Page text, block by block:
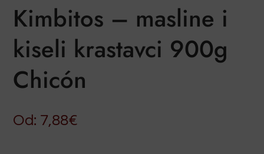
Kimbitos – masline i
kiseli krastavci 900g
Chicón
Od: 7,88€